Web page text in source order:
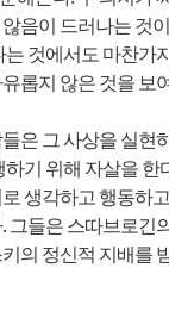
음이 드러나는 것
것에서도 마찬가
롭지 않은 것을 보
은 그 사상을 실현
기 위해 자살을 한
생각하고 행동하
그들은 스따브로긴
의 정신적 지배를